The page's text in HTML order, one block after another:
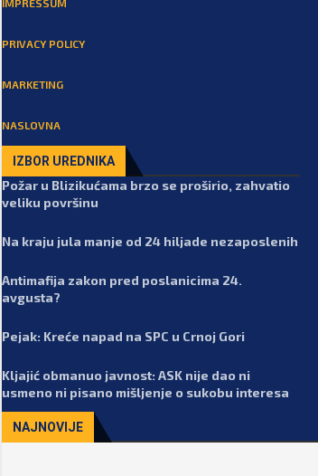
IMPRESSUM
PRIVACY POLICY
MARKETING
NASLOVNA
IZBOR UREDNIKA
Požar u Blizikućama brzo se proširio, zahvatio
veliku površinu
Na kraju jula manje od 24 hiljade nezaposlenih
Antimafija zakon pred poslanicima 24.
avgusta?
Pejak: Kreće napad na SPC u Crnoj Gori
Kljajić obmanuo javnost: ASK nije dao ni
usmeno ni pisano mišljenje o sukobu interesa
NAJNOVIJE